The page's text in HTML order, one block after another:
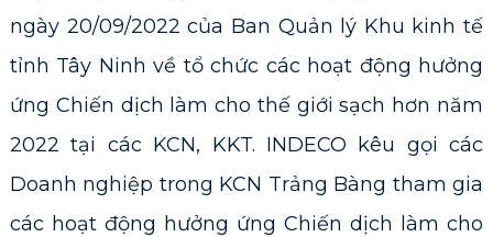
ngày 20/09/2022 của Ban Quản lý Khu kinh tế
tỉnh Tây Ninh về tổ chức các hoạt động hưởng
ứng Chiến dịch làm cho thế giới sạch hơn năm
2022 tại các KCN, KKT. INDECO kêu gọi các
Doanh nghiệp trong KCN Trảng Bàng tham gia
các hoạt động hưởng ứng Chiến dịch làm cho